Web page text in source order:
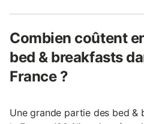
Combien coûtent
bed & breakfasts
France ?
Une grande partie des bed &